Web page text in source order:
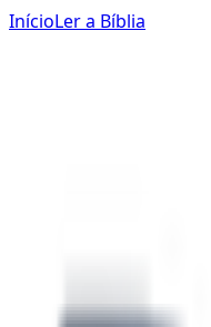
InícioLer a Bíblia